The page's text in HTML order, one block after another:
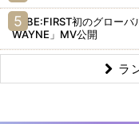
BE:FIRST初のグローバ
WAYNE」MV公開
ラ